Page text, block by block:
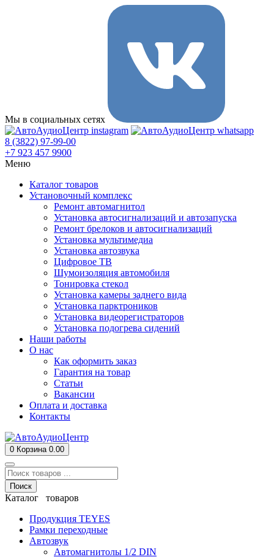
Мы в социальных сетях
8 (3822) 97-99-00
+7 923 457 9900
Меню
Каталог товаров
Установочный комплекс
Ремонт автомагнитол
Установка автосигнализаций и автозапуска
Ремонт брелоков и автосигнализаций
Установка мультимедиа
Установка автозвука
Цифровое ТВ
Шумоизоляция автомобиля
Тонировка стекол
Установка камеры заднего вида
Установка парктроников
Установка видеорегистраторов
Установка подогрева сидений
Наши работы
О нас
Как оформить заказ
Гарантия на товар
Статьи
Вакансии
Оплата и доставка
Контакты
0 Корзина 0.00
Поиск
Каталог товаров
Продукция TEYES
Рамки переходные
Автозвук
Автомагнитолы 1/2 DIN